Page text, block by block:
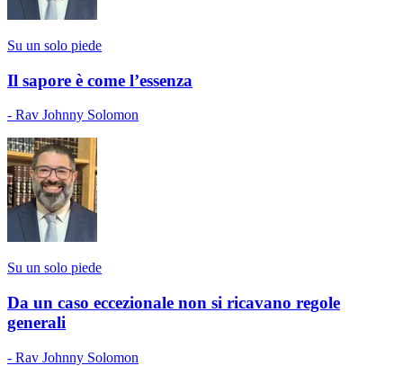
Su un solo piede
Il sapore è come l’essenza
- Rav Johnny Solomon
Su un solo piede
Da un caso eccezionale non si ricavano regole
generali
- Rav Johnny Solomon